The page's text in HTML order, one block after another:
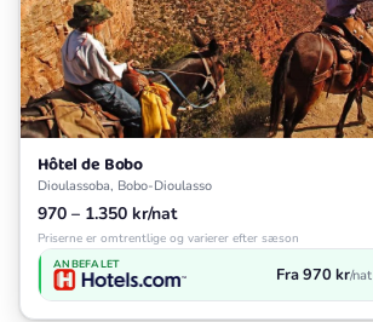
Hôtel de Bobo
Dioulassoba, Bobo-Dioulasso
970 – 1.350 kr/nat
Priserne er omtrentlige og varierer efter sæson
ANBEFALET Fra 970 kr/nat